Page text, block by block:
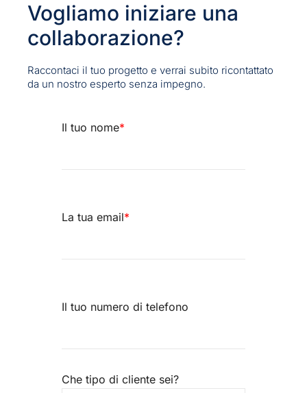
Vogliamo iniziare una
collaborazione?
Raccontaci il tuo progetto e verrai subito ricontattato
da un nostro esperto senza impegno.
Il tuo nome*
La tua email*
Il tuo numero di telefono
Che tipo di cliente sei?